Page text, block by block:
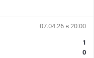
07.04.26 в 20:00
1
0